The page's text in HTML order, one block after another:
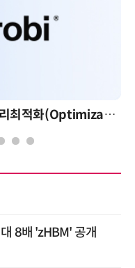
AI 시대의 의사결정을 바꾸는 수리최적화(Optimization): 실제 산업 적용 사례와 활용 전략
8배 'zHBM' 공개